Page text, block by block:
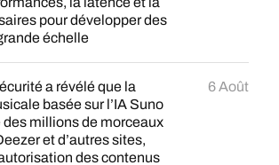
pour développer des
échelle
a révélé que la
basée sur l’IA Suno
millions de morceaux
et d’autres sites,
des contenus
6 Août